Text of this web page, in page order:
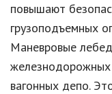
повышают
грузоподъемных
Маневровые
железнодорожных
вагонных депо.